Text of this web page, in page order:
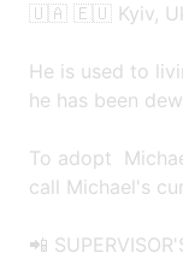
🇺🇦 🇪🇺 Kyiv,
He is used to
he has been
To adopt
call Michael's
📲